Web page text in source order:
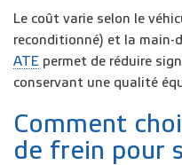
Le coût varie selon le
reconditionné) et la main-
ATE permet de réduire
conservant une qualité
Comment
de frein pour